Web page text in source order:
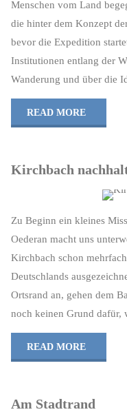
Menschen vom Land
die hinter dem Konzept
bevor die Expedition
Institutionen entlang der
Wanderung und über die
READ MORE
Kirchbach
Zu Beginn ein kleines
Oederan macht uns
Kirchbach schon
Deutschlands
Ortsrand an, gehen dem
noch keinen Grund dafür,
READ MORE
Am Stadtrand